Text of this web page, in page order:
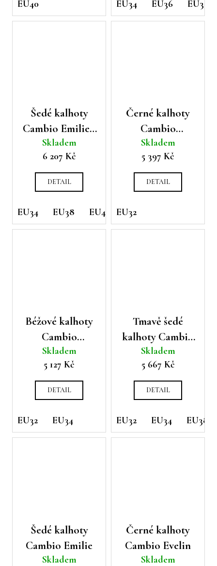
EU40 EU34 EU36 EU38
Šedé kalhoty
Cambio Emilie s
řetízkem
Skladem
6 207 Kč
DETAIL
EU34 EU38 EU40 EU42
Černé kalhoty
Cambio
Francoise s
ozdobou
Skladem
5 397 Kč
DETAIL
EU32
Béžové kalhoty
Cambio
California
Skladem
5 127 Kč
DETAIL
EU32 EU34
Tmavě šedé
kalhoty Cambio
Glam
Skladem
5 667 Kč
DETAIL
EU32 EU34 EU38
Šedé kalhoty
Cambio Emilie
Skladem
Černé kalhoty
Cambio Evelin
Skladem